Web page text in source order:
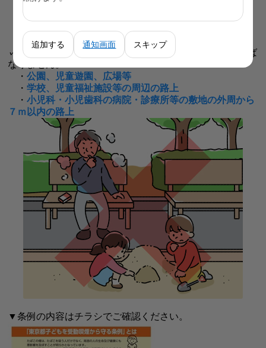
✓ 以下の場所では、 子どもの受動喫煙防止
に努めなければ
なりません。
・ 公園、児童遊園、広場等
・ 学校、児童福祉施設等の周辺の路上
・ 小児科・小児歯科の病院・診療所等の敷地の外周から
７ｍ以内の路上
▼条例の内容はチラシでご確認ください。
追加する 通知画面 スキップ